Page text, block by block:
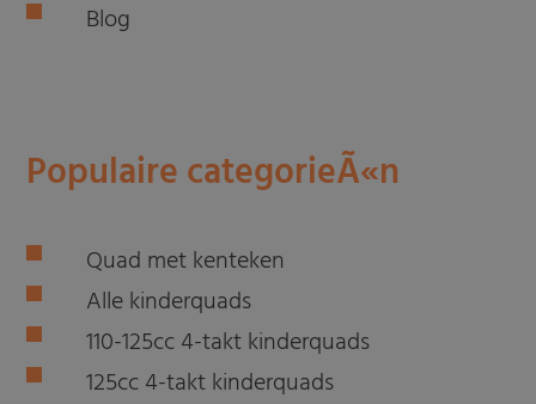
Blog
Populaire categorieÃ«n
Quad met kenteken
Alle kinderquads
110-125cc 4-takt kinderquads
125cc 4-takt kinderquads